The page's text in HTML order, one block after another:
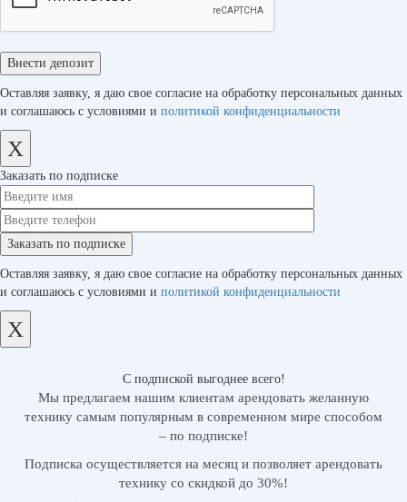
Оставляя заявку, я даю свое согласие на обработку персональных данных
и соглашаюсь с условиями и политикой конфиденциальности
X
Заказать по подписке
Оставляя заявку, я даю свое согласие на обработку персональных данных
и соглашаюсь с условиями и политикой конфиденциальности
X
С подпиской выгоднее всего!
Мы предлагаем нашим клиентам арендовать желанную
технику самым популярным в современном мире способом
– по подписке!
Подписка осуществляется на месяц и позволяет арендовать
технику со скидкой до 30%!